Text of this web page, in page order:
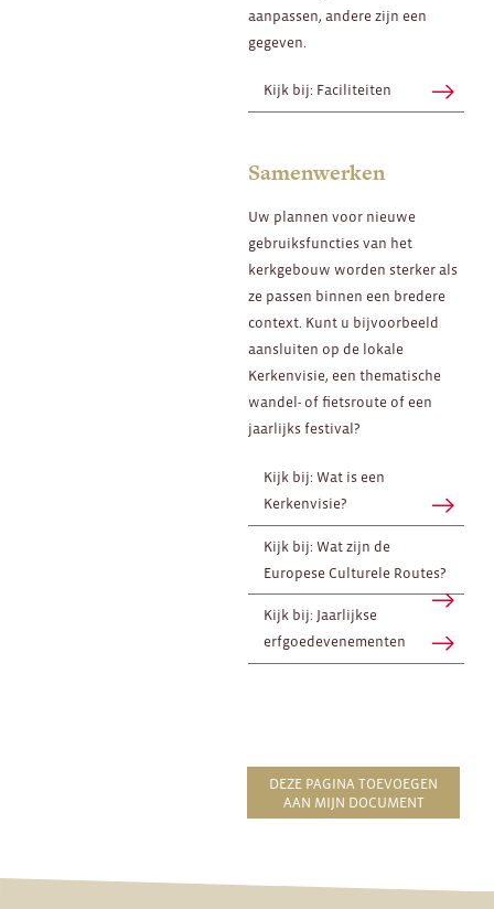
aanpassen, andere zijn een
gegeven.
Kijk bij: Faciliteiten
Samenwerken
Uw plannen voor nieuwe
gebruiksfuncties van het
kerkgebouw worden sterker als
ze passen binnen een bredere
context. Kunt u bijvoorbeeld
aansluiten op de lokale
Kerkenvisie, een thematische
wandel- of fietsroute of een
jaarlijks festival?
Kijk bij: Wat is een
Kerkenvisie?
Kijk bij: Wat zijn de
Europese Culturele Routes?
Kijk bij: Jaarlijkse
erfgoedevenementen
DEZE PAGINA TOEVOEGEN
AAN MIJN DOCUMENT